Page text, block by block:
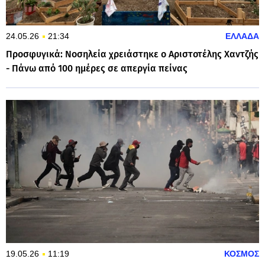
24.05.26 21:34 ΕΛΛΑΔΑ
Προσφυγικά: Νοσηλεία χρειάστηκε ο Αριστοτέλης Χαντζής
- Πάνω από 100 ημέρες σε απεργία πείνας
19.05.26 11:19 ΚΟΣΜΟΣ